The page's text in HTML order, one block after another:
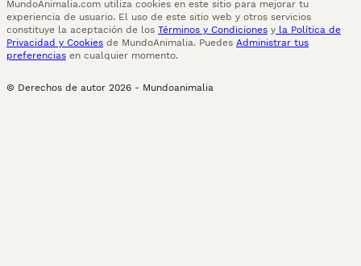
MundoAnimalia.com utiliza cookies en este sitio para mejorar tu
experiencia de usuario. El uso de este sitio web y otros servicios
constituye la aceptación de los Términos y Condiciones y la Política de
Privacidad y Cookies de MundoAnimalia. Puedes Administrar tus
preferencias en cualquier momento.
© Derechos de autor 2026 - Mundoanimalia